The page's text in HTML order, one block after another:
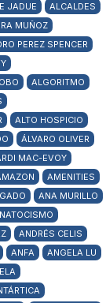
JADUE
ALCALDES
MUÑOZ
PEREZ SPENCER
ALGORITMO
ALTO HOSPICIO
ÁLVARO OLIVER
MAC-EVOY
AMENITIES
ANA MURILLO
ANDRÉS CELIS
ANFA
ANGELA LU